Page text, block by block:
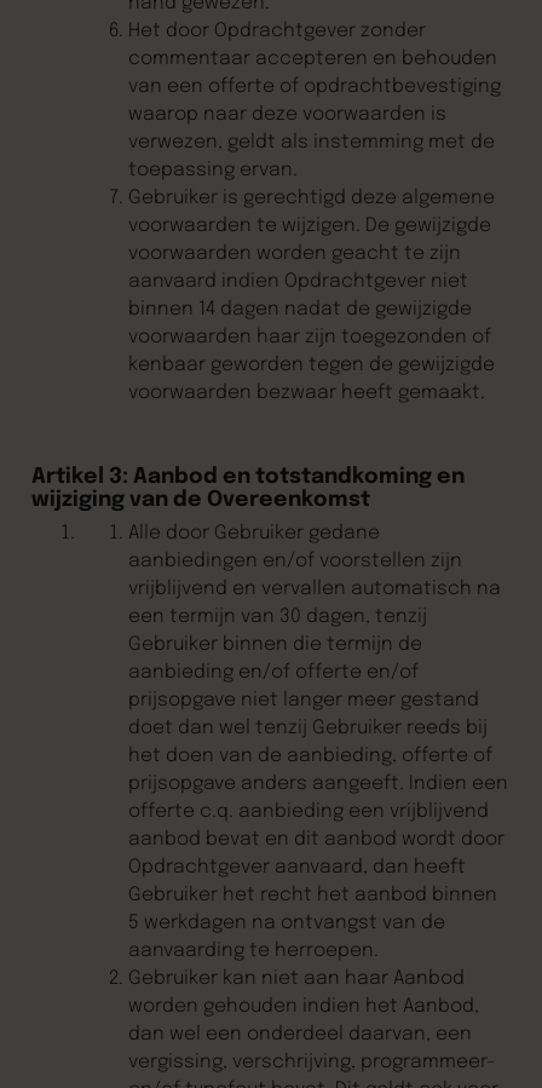
hand gewezen.
Het door Opdrachtgever zonder
commentaar accepteren en behouden
van een offerte of opdrachtbevestiging
waarop naar deze voorwaarden is
verwezen, geldt als instemming met de
toepassing ervan.
Gebruiker is gerechtigd deze algemene
voorwaarden te wijzigen. De gewijzigde
voorwaarden worden geacht te zijn
aanvaard indien Opdrachtgever niet
binnen 14 dagen nadat de gewijzigde
voorwaarden haar zijn toegezonden of
kenbaar geworden tegen de gewijzigde
voorwaarden bezwaar heeft gemaakt.
Artikel 3: Aanbod en totstandkoming en
wijziging van de Overeenkomst
Alle door Gebruiker gedane
aanbiedingen en/of voorstellen zijn
vrijblijvend en vervallen automatisch na
een termijn van 30 dagen, tenzij
Gebruiker binnen die termijn de
aanbieding en/of offerte en/of
prijsopgave niet langer meer gestand
doet dan wel tenzij Gebruiker reeds bij
het doen van de aanbieding, offerte of
prijsopgave anders aangeeft. Indien een
offerte c.q. aanbieding een vrijblijvend
aanbod bevat en dit aanbod wordt door
Opdrachtgever aanvaard, dan heeft
Gebruiker het recht het aanbod binnen
5 werkdagen na ontvangst van de
aanvaarding te herroepen.
Gebruiker kan niet aan haar Aanbod
worden gehouden indien het Aanbod,
dan wel een onderdeel daarvan, een
vergissing, verschrijving, programmeer-